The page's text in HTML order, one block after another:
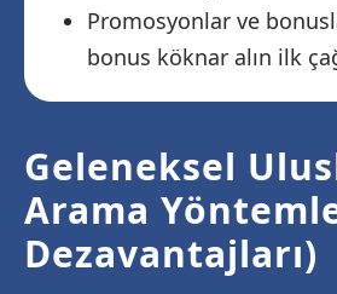
Promosyonlar ve
bonus köknar alın ilk
Geleneksel
Arama
Dezavantajları)